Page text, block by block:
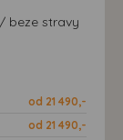
beze stravy
od 21 490,-
od 21 490,-